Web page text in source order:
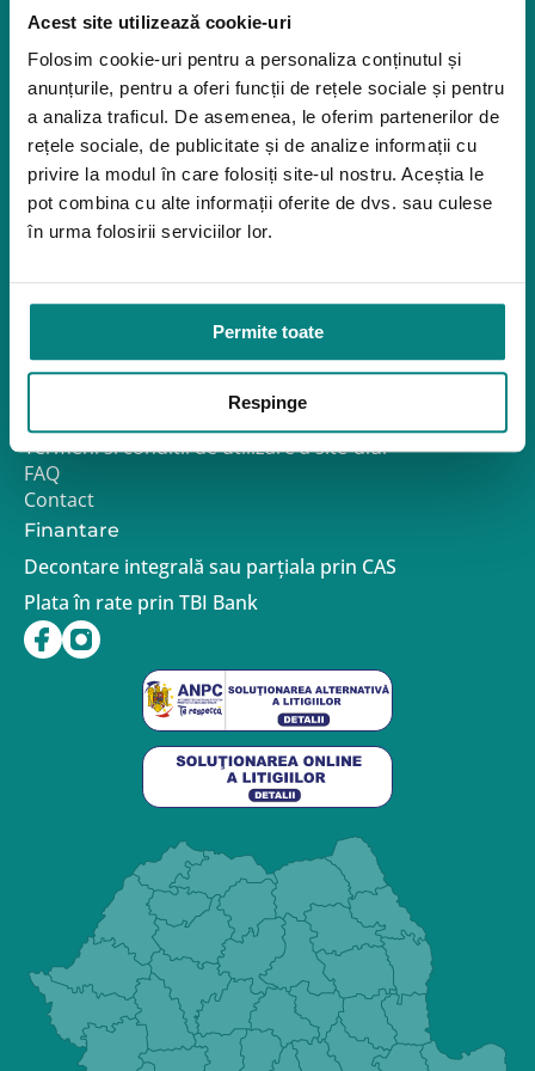
Acest site utilizează cookie-uri
Folosim cookie-uri pentru a personaliza conținutul și
anunțurile, pentru a oferi funcții de rețele sociale și pentru
a analiza traficul. De asemenea, le oferim partenerilor de
rețele sociale, de publicitate și de analize informații cu
privire la modul în care folosiți site-ul nostru. Aceștia le
pot combina cu alte informații oferite de dvs. sau culese
în urma folosirii serviciilor lor.
Permite toate
Respinge
Închiriere rampe acces
Produse pentru adulţi
Apnee în somn
Orteze
Oxigenoterapia
Paturi de spital si saltele
Service
Link-uri utile
Politica de confidentialitate – GDPR
Politica de Cookies
Politica de Reclamații și Retururi
Termeni si conditii de utilizare a site-ului
FAQ
Contact
Finantare
Decontare integrală sau parțiala prin CAS
Plata în rate prin TBI Bank